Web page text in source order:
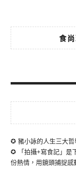
食
✪ 豬小詠的人生三大哲
✪ 「拍攝+寫食記」是
份熱情，用鏡頭捕捉